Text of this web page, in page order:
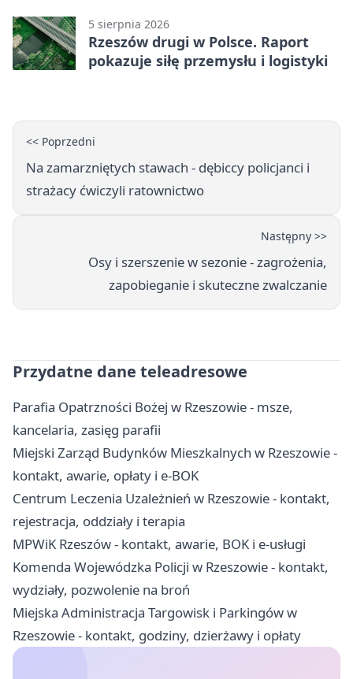
5 sierpnia 2026
Rzeszów drugi w Polsce. Raport
pokazuje siłę przemysłu i logistyki
<< Poprzedni
Na zamarzniętych stawach - dębiccy policjanci i
strażacy ćwiczyli ratownictwo
Następny >>
Osy i szerszenie w sezonie - zagrożenia,
zapobieganie i skuteczne zwalczanie
Przydatne dane teleadresowe
Parafia Opatrzności Bożej w Rzeszowie - msze,
kancelaria, zasięg parafii
Miejski Zarząd Budynków Mieszkalnych w Rzeszowie -
kontakt, awarie, opłaty i e-BOK
Centrum Leczenia Uzależnień w Rzeszowie - kontakt,
rejestracja, oddziały i terapia
MPWiK Rzeszów - kontakt, awarie, BOK i e-usługi
Komenda Wojewódzka Policji w Rzeszowie - kontakt,
wydziały, pozwolenie na broń
Miejska Administracja Targowisk i Parkingów w
Rzeszowie - kontakt, godziny, dzierżawy i opłaty